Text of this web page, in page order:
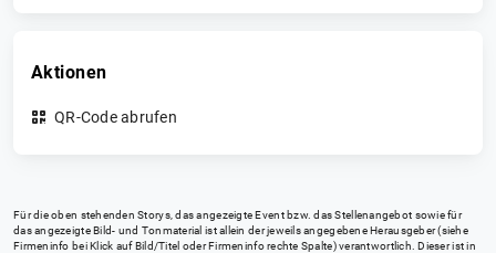
Aktionen
QR-Code abrufen
Für die oben stehenden Storys, das angezeigte Event bzw. das Stellenangebot sowie für
das angezeigte Bild- und Tonmaterial ist allein der jeweils angegebene Herausgeber (siehe
Firmeninfo bei Klick auf Bild/Titel oder Firmeninfo rechte Spalte) verantwortlich. Dieser ist in